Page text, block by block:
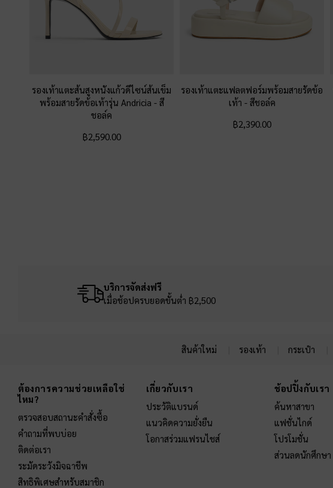
รองเท้าแตะส้นสูงหนังแก้วดีไซน์ส้นเข็ม
พร้อมสายรัดข้อเท้ารุ่น Andricia - สี
ชอล์ค
฿2,590.00
รองเท้าแตะแฟลตฟอร์มพร้อมสายรัดข้อ
เท้า - สีชอล์ค
฿2,390.00
บริการจัดส่งฟรี
เมื่อช้อปครบยอดขั้นต่ำ ฿2,500
สินค้าใหม่ รองเท้า กระเป๋า
ต้องการความช่วยเหลือใช่
ไหม?
ตรวจสอบสถานะคำสั่งซื้อ
คำถามที่พบบ่อย
ติดต่อเรา
ระมัดระวังมิจฉาชีพ
สิทธิพิเศษสำหรับสมาชิก
เกี่ยวกับเรา
ประวัติแบรนด์
แนวคิดความยั่งยืน
โอกาสร่วมแฟรนไชส์
ช้อปปิ้งกับเรา
ค้นหาสาขา
แฟชั่นไกด์
โปรโมชั่น
ส่วนลดนักศึกษา